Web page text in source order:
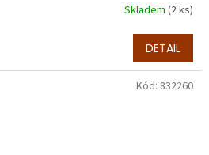
Skladem (2 ks)
DETAIL
Kód: 832260